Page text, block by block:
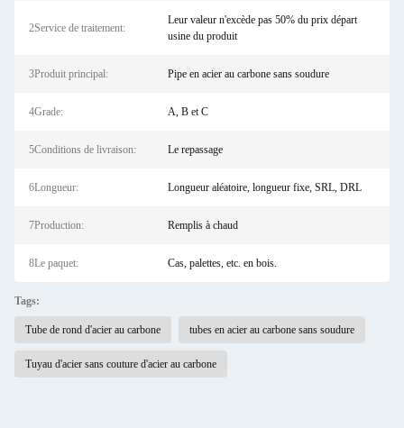
2Service de traitement:
Leur valeur n'excède pas 50% du prix départ
usine du produit
3Produit principal: Pipe en acier au carbone sans soudure
4Grade: A, B et C
5Conditions de livraison: Le repassage
6Longueur: Longueur aléatoire, longueur fixe, SRL, DRL
7Production: Remplis à chaud
8Le paquet: Cas, palettes, etc. en bois.
Tags:
Tube de rond d'acier au carbone tubes en acier au carbone sans soudure
Tuyau d'acier sans couture d'acier au carbone